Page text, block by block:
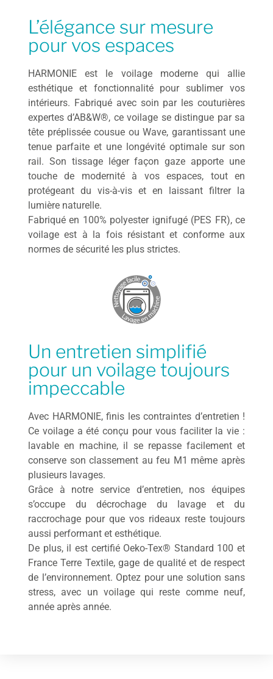
L’élégance sur mesure
pour vos espaces
HARMONIE est le voilage moderne qui allie
esthétique et fonctionnalité pour sublimer vos
intérieurs. Fabriqué avec soin par les couturières
expertes d’AB&W®, ce voilage se distingue par sa
tête préplissée cousue ou Wave, garantissant une
tenue parfaite et une longévité optimale sur son
rail. Son tissage léger façon gaze apporte une
touche de modernité à vos espaces, tout en
protégeant du vis-à-vis et en laissant filtrer la
lumière naturelle.
Fabriqué en 100% polyester ignifugé (PES FR), ce
voilage est à la fois résistant et conforme aux
normes de sécurité les plus strictes.
Un entretien simplifié
pour un voilage toujours
impeccable
Avec HARMONIE, finis les contraintes d’entretien !
Ce voilage a été conçu pour vous faciliter la vie :
lavable en machine, il se repasse facilement et
conserve son classement au feu M1 même après
plusieurs lavages.
Grâce à notre service d’entretien, nos équipes
s’occupe du décrochage du lavage et du
raccrochage pour que vos rideaux reste toujours
aussi performant et esthétique.
De plus, il est certifié Oeko-Tex® Standard 100 et
France Terre Textile, gage de qualité et de respect
de l’environnement. Optez pour une solution sans
stress, avec un voilage qui reste comme neuf,
année après année.